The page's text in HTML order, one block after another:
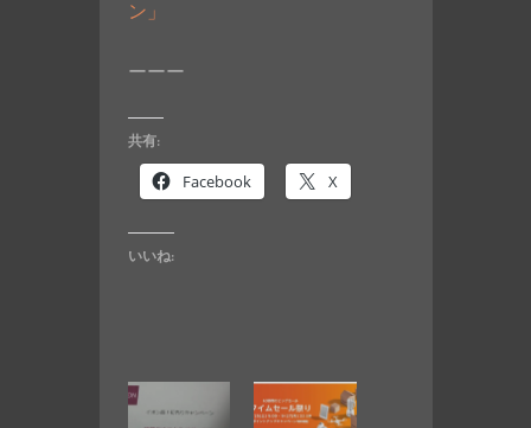
ン」
ーーー
共有:
Facebook X
いいね: